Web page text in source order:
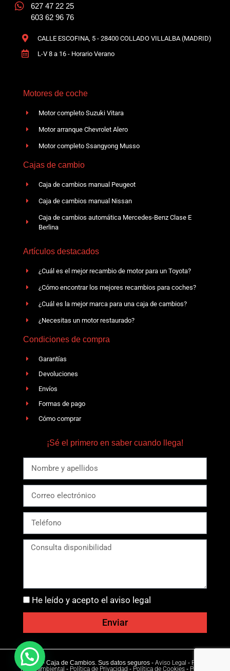
627 47 22 25
603 62 96 76
CALLE ESCOFINA, 5 - 28400 COLLADO VILLALBA (MADRID)
L-V 8 a 16 - Horario Verano
Motores de coche
Motor completo Suzuki Vitara
Motor arranque Chevrolet Alero
Motor completo Ssangyong Musso
Cajas de cambio
Caja de cambios manual Peugeot
Caja de cambios manual Nissan
Caja de cambios automática Mercedes-Benz Clase E
Berlina
Artículos destacados
¿Cuál es el mejor recambio de motor para un Toyota?
¿Cómo encontrar los mejores recambios para coches?
¿Cuál es la mejor marca para una caja de cambios?
¿Necesitas un motor restaurado?
Condiciones de compra
Garantías
Devoluciones
Envíos
Formas de pago
Cómo comprar
¡Sé el primero en saber cuando llega!
He leído y acepto el aviso legal
Enviar
Ⓒ 2026 - Caja de Cambios. Sus datos seguros - Aviso Legal - Política
Medioambiental - Política de Privacidad - Política de Cookies- Política